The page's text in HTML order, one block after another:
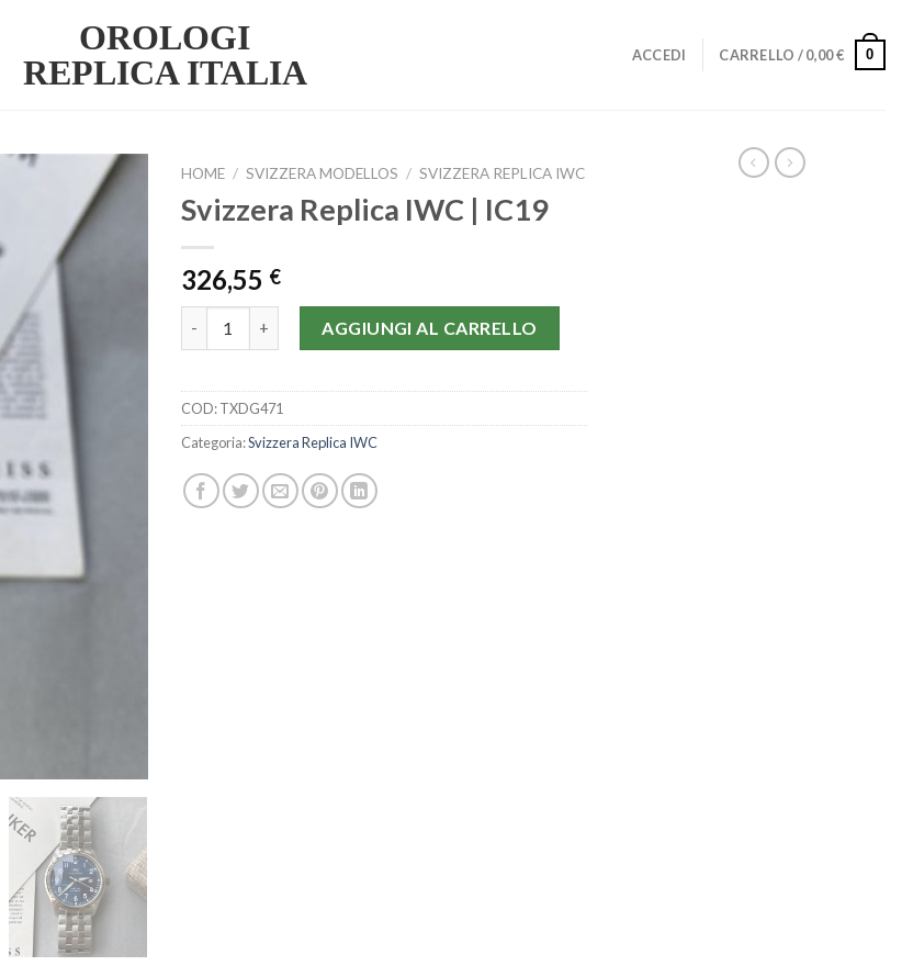
OROLOGI
REPLICA ITALIA
ACCEDI CARRELLO /0,00€ 0
HOME / SVIZZERA MODELLOS / SVIZZERA REPLICA IWC
Svizzera Replica IWC | IC19
326,55 €
AGGIUNGI AL CARRELLO
COD:TXDG471
Categoria:Svizzera Replica IWC